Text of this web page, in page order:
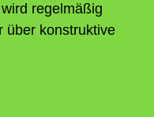
regelmäßig
über konstruktive